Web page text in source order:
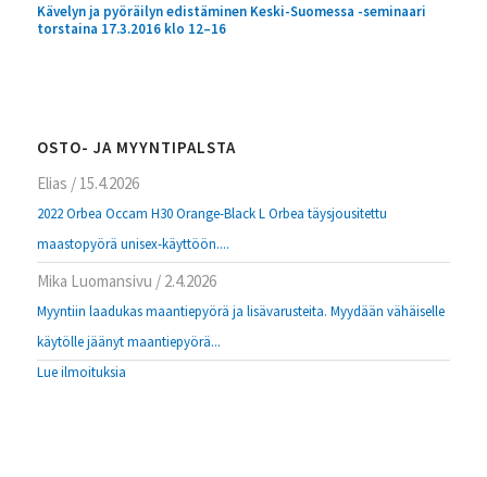
Kävelyn ja pyöräilyn edistäminen Keski-Suomessa -seminaari
torstaina 17.3.2016 klo 12–16
OSTO- JA MYYNTIPALSTA
Elias / 15.4.2026
2022 Orbea Occam H30 Orange-Black L Orbea täysjousitettu
maastopyörä unisex-käyttöön....
Mika Luomansivu / 2.4.2026
Myyntiin laadukas maantiepyörä ja lisävarusteita. Myydään vähäiselle
käytölle jäänyt maantiepyörä...
Lue ilmoituksia